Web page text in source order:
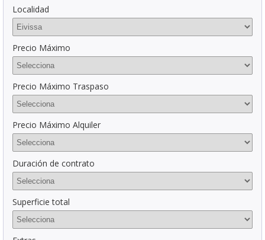
Localidad
Precio Máximo
Precio Máximo Traspaso
Precio Máximo Alquiler
Duración de contrato
Superficie total